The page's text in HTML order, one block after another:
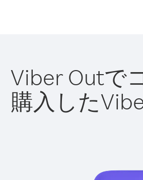
Viber Outで
購入した